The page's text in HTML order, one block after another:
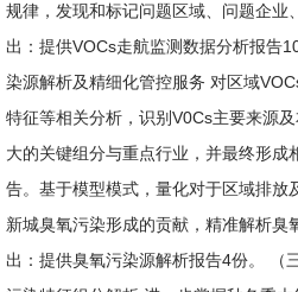
规律，发现和标记问题区域、问题企业
出：提供VOCs走航监测数据分析报告
染源解析及精细化管控服务 对区域
特征等相关分析，识别V0Cs主要来源
大的关键组分与重点行业，并最终形成
告。基于模型模式，量化对于区域排放
新城臭氧污染形成的贡献，精准解析臭
出：提供臭氧污染源解析报告4份。 （